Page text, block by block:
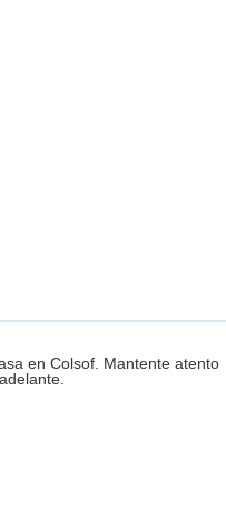
en Colsof. Mantente atento